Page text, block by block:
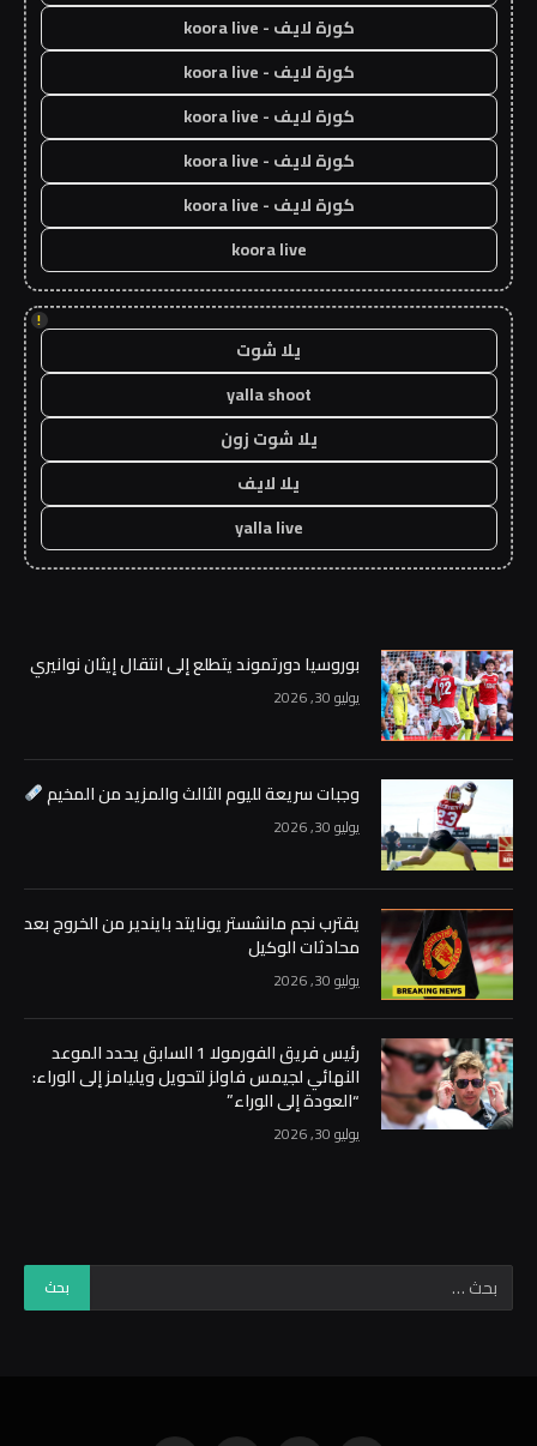
كورة لايف - koora live
كورة لايف - koora live
كورة لايف - koora live
كورة لايف - koora live
كورة لايف - koora live
koora live
!
يلا شوت
yalla shoot
يلا شوت زون
يلا لايف
yalla live
بوروسيا دورتموند يتطلع إلى انتقال إيثان نوانيري
يوليو 30, 2026
وجبات سريعة لليوم الثالث والمزيد من المخيم
يوليو 30, 2026
يقترب نجم مانشستر يونايتد بايندير من الخروج بعد
محادثات الوكيل
يوليو 30, 2026
رئيس فريق الفورمولا 1 السابق يحدد الموعد
النهائي لجيمس فاولز لتحويل ويليامز إلى الوراء:
“العودة إلى الوراء”
يوليو 30, 2026